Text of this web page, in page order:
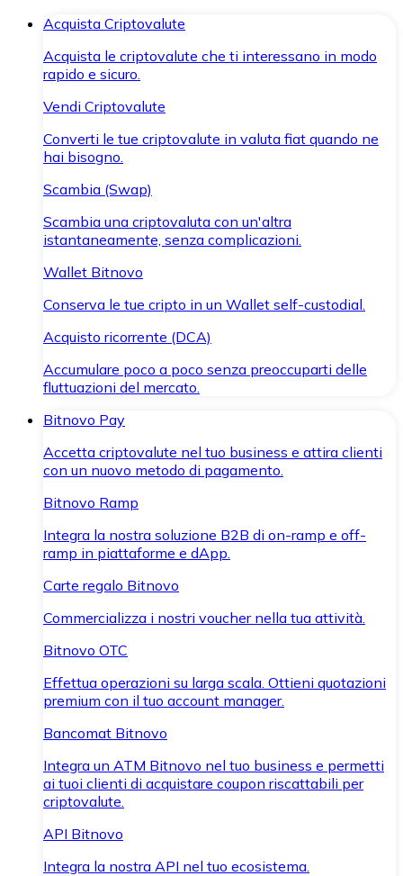
Acquista Criptovalute
Acquista le criptovalute che ti interessano in modo
rapido e sicuro.
Vendi Criptovalute
Converti le tue criptovalute in valuta fiat quando ne
hai bisogno.
Scambia (Swap)
Scambia una criptovaluta con un'altra
istantaneamente, senza complicazioni.
Wallet Bitnovo
Conserva le tue cripto in un Wallet self-custodial.
Acquisto ricorrente (DCA)
Accumulare poco a poco senza preoccuparti delle
fluttuazioni del mercato.
Bitnovo Pay
Accetta criptovalute nel tuo business e attira clienti
con un nuovo metodo di pagamento.
Bitnovo Ramp
Integra la nostra soluzione B2B di on-ramp e off-
ramp in piattaforme e dApp.
Carte regalo Bitnovo
Commercializza i nostri voucher nella tua attività.
Bitnovo OTC
Effettua operazioni su larga scala. Ottieni quotazioni
premium con il tuo account manager.
Bancomat Bitnovo
Integra un ATM Bitnovo nel tuo business e permetti
ai tuoi clienti di acquistare coupon riscattabili per
criptovalute.
API Bitnovo
Integra la nostra API nel tuo ecosistema.